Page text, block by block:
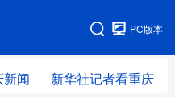
PC版本
新闻 新华社记者看重庆
图